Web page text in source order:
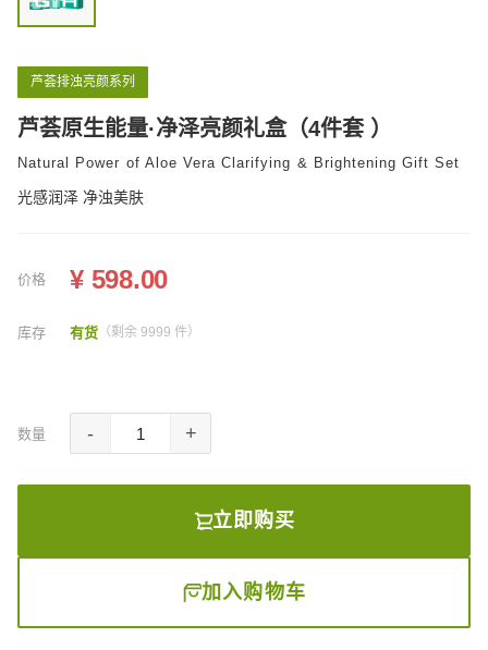
芦荟排浊亮颜系列
芦荟原生能量·净泽亮颜礼盒（4件套 ）
Natural Power of Aloe Vera Clarifying & Brightening Gift Set
光感润泽 净浊美肤
价格 ¥ 598.00
库存 有货 （剩余 9999 件）
数量 - +
立即购买
加入购物车